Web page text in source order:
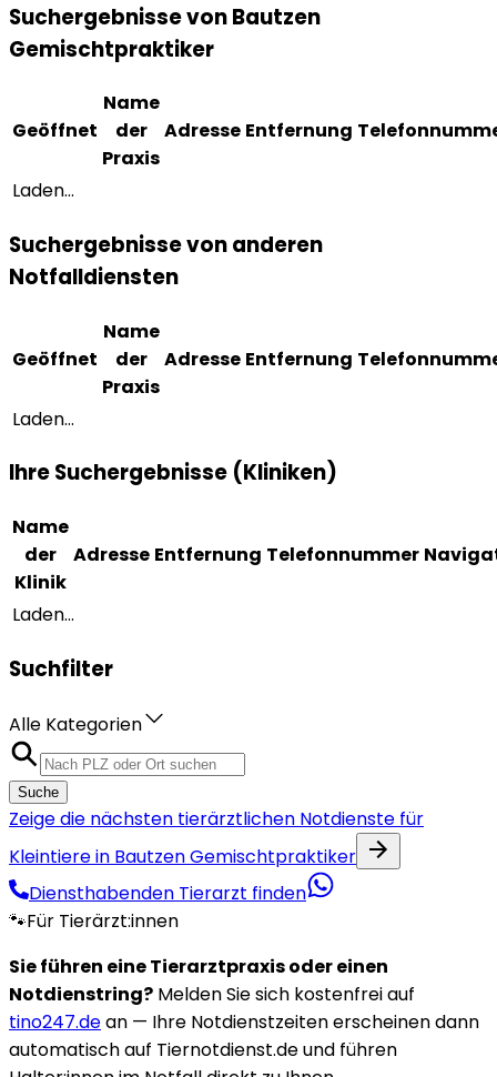
Suchergebnisse von Bautzen
Gemischtpraktiker
Geöffnet
Name
der
Praxis
Adresse Entfernung
Laden...
Suchergebnisse von anderen
Notfalldiensten
Geöffnet
Name
der
Praxis
Adresse Entfernung
Laden...
Ihre Suchergebnisse (Kliniken)
Name
der
Klinik
Adresse Entfernung Telefonnummer
Laden...
Suchfilter
Alle Kategorien
Suche
Zeige die nächsten tierärztlichen Notdienste für
Kleintiere in Bautzen Gemischtpraktiker
Diensthabenden Tierarzt finden
🐾Für Tierärzt:innen
Sie führen eine Tierarztpraxis oder einen
Notdienstring? Melden Sie sich kostenfrei auf
tino247.dean — Ihre Notdienstzeiten erscheinen dann
automatisch auf Tiernotdienst.de und führen